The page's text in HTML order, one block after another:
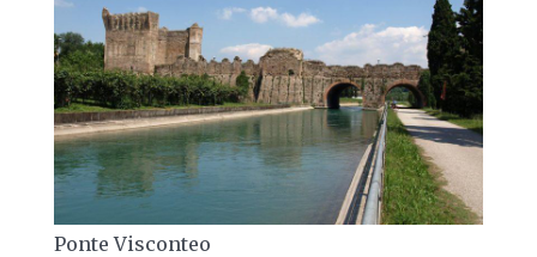
Ponte Visconteo